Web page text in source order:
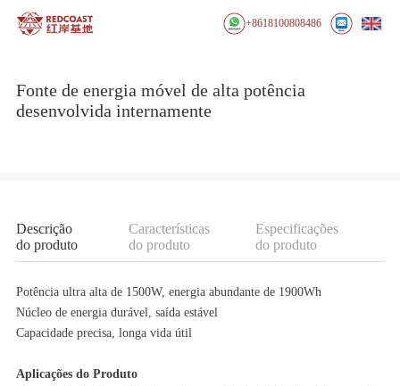
+8618100808486
Fonte de energia móvel de alta potência
desenvolvida internamente
Descrição
do produto
Características
do produto
Especificações
do produto
Potência ultra alta de 1500W, energia abundante de 1900Wh
Núcleo de energia durável, saída estável
Capacidade precisa, longa vida útil
Aplicações do Produto